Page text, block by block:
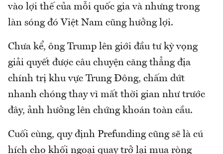
vào lợi thế của mỗi quốc gia và nhưng trong
làn sóng đó Việt Nam cũng hưởng lợi.
Chưa kể, ông Trump lên giới đầu tư kỳ vọng
giải quyết được câu chuyện căng thẳng địa
chính trị khu vực Trung Đông, chấm dứt
nhanh chóng thay vì mất thời gian như trước
đây, ảnh hưởng lên chứng khoán toàn cầu.
Cuối cùng, quy định Prefunding cũng sẽ là cú
hích cho khối ngoại quay trở lại mua ròng